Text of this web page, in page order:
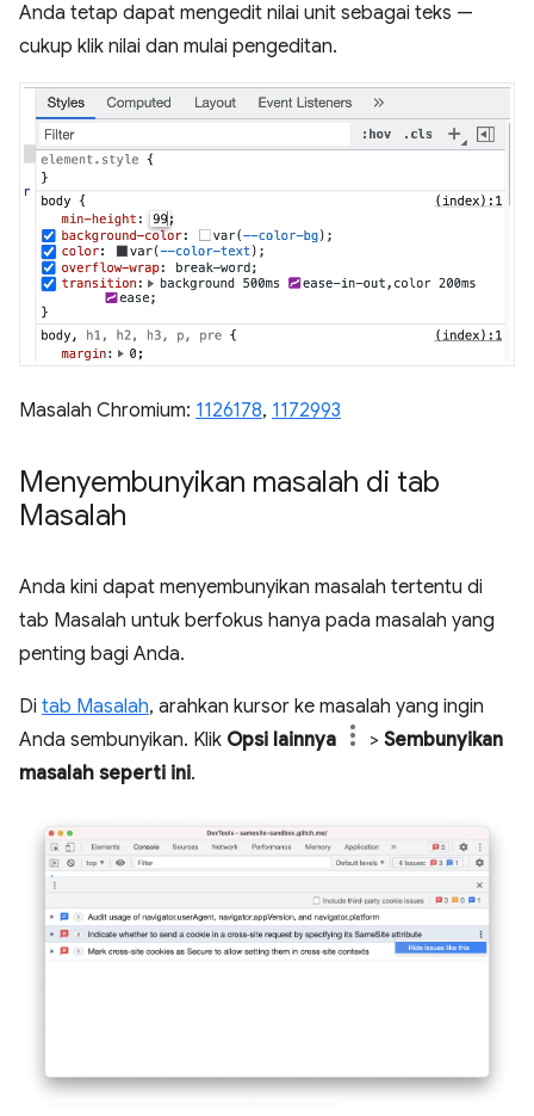
Anda tetap dapat mengedit nilai unit sebagai teks —
cukup klik nilai dan mulai pengeditan.
Masalah Chromium: 1126178, 1172993
Menyembunyikan masalah di tab
Masalah
Anda kini dapat menyembunyikan masalah tertentu di
tab Masalah untuk berfokus hanya pada masalah yang
penting bagi Anda.
Di tab Masalah, arahkan kursor ke masalah yang ingin
Anda sembunyikan. Klik Opsi lainnya > Sembunyikan
masalah seperti ini.